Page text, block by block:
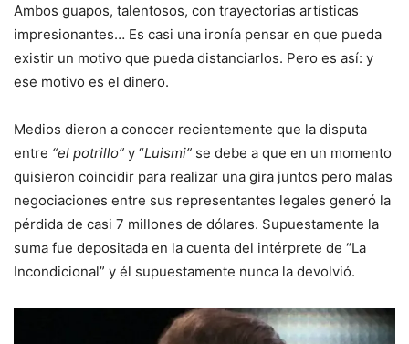
Ambos guapos, talentosos, con trayectorias artísticas
impresionantes… Es casi una ironía pensar en que pueda
existir un motivo que pueda distanciarlos. Pero es así: y
ese motivo es el dinero.
Medios dieron a conocer recientemente que la disputa
entre “el potrillo” y “Luismi” se debe a que en un momento
quisieron coincidir para realizar una gira juntos pero malas
negociaciones entre sus representantes legales generó la
pérdida de casi 7 millones de dólares. Supuestamente la
suma fue depositada en la cuenta del intérprete de “La
Incondicional” y él supuestamente nunca la devolvió.